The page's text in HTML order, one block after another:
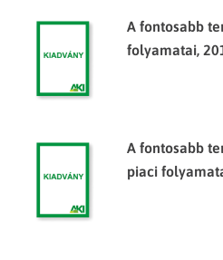
A fontosabb
folyamatai,
A fontosabb
piaci